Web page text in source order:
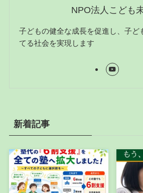
NPO法人こども
子どもの健全な成長を促進し、子ど
てる社会を実現します
新着記事